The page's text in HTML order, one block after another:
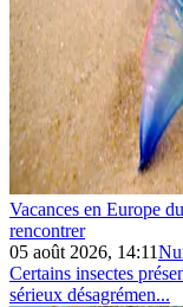
Vacances en Europe
rencontrer
05 août 2026, 14:11
Certains insectes
sérieux désagrémen...